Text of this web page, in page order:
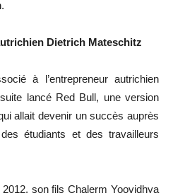
Dietrich Mateschitz
à l’entrepreneur autrichien
lancé Red Bull, une version
allait devenir un succès auprès
étudiants et des travailleurs
son fils Chalerm Yoovidhya